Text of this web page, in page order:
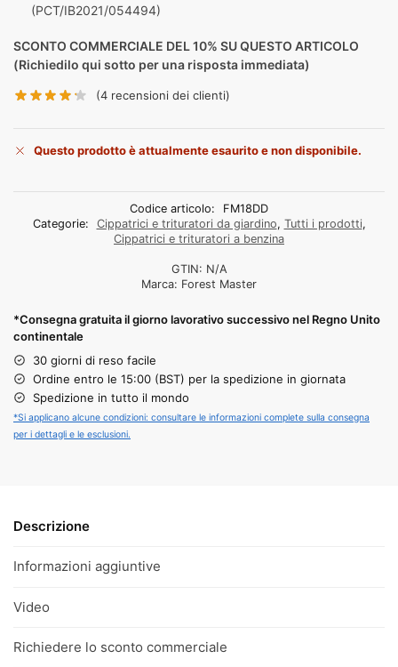
(PCT/IB2021/054494)
SCONTO COMMERCIALE DEL 10% SU QUESTO ARTICOLO
(Richiedilo qui sotto per una risposta immediata)
(4 recensioni dei clienti)
Questo prodotto è attualmente esaurito e non disponibile.
Codice articolo:
FM18DD
Categorie:
Cippatrici e trituratori da giardino, Tutti i prodotti,
Cippatrici e trituratori a benzina
GTIN: N/A
Marca: Forest Master
*Consegna gratuita il giorno lavorativo successivo nel Regno Unito
continentale
30 giorni di reso facile
Ordine entro le 15:00 (BST) per la spedizione in giornata
Spedizione in tutto il mondo
*Si applicano alcune condizioni: consultare le informazioni complete sulla consegna
per i dettagli e le esclusioni.
Descrizione
Informazioni aggiuntive
Video
Richiedere lo sconto commerciale